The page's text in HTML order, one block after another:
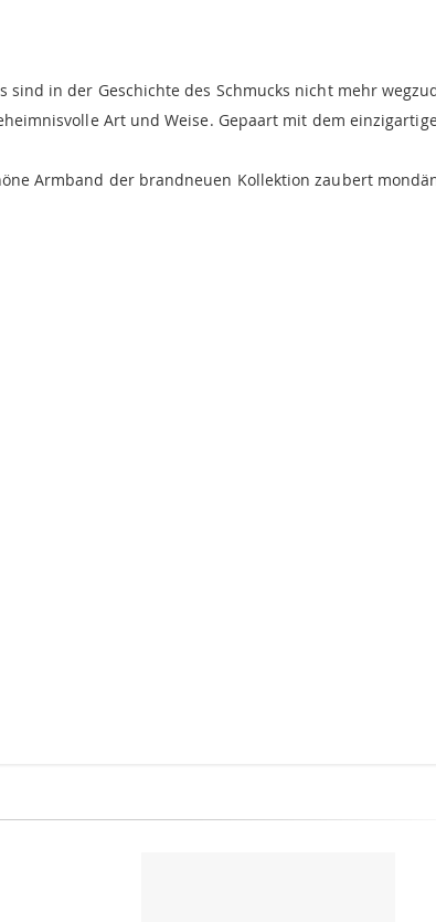
in der Geschichte des Schmucks nicht mehr
Art und Weise. Gepaart mit dem
Armband der brandneuen Kollektion zaubert